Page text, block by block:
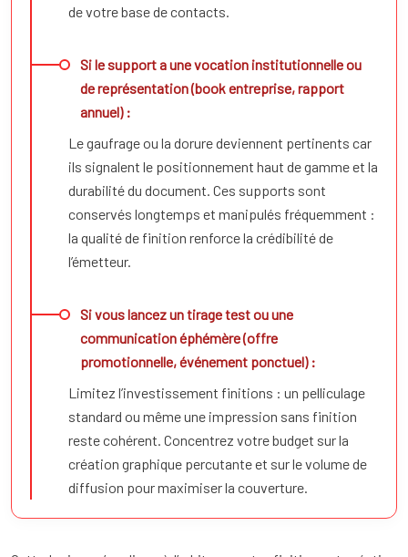
de votre base de contacts.
Si le support a une vocation institutionnelle ou
de représentation (book entreprise, rapport
annuel) :
Le gaufrage ou la dorure deviennent pertinents car
ils signalent le positionnement haut de gamme et la
durabilité du document. Ces supports sont
conservés longtemps et manipulés fréquemment :
la qualité de finition renforce la crédibilité de
l’émetteur.
Si vous lancez un tirage test ou une
communication éphémère (offre
promotionnelle, événement ponctuel) :
Limitez l’investissement finitions : un pelliculage
standard ou même une impression sans finition
reste cohérent. Concentrez votre budget sur la
création graphique percutante et sur le volume de
diffusion pour maximiser la couverture.